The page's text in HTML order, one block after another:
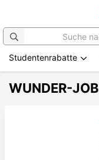
Studentenrabatte
WUNDER-JOB